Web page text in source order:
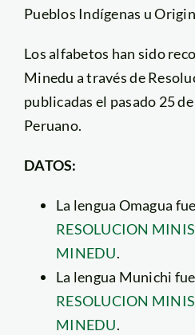
Pueblos Indígenas u
Los alfabetos han sido
Minedu a través de
publicadas el pasado 25
Peruano.
DATOS:
La lengua Omagua
RESOLUCION
MINEDU.
La lengua Munichi
RESOLUCION
MINEDU.